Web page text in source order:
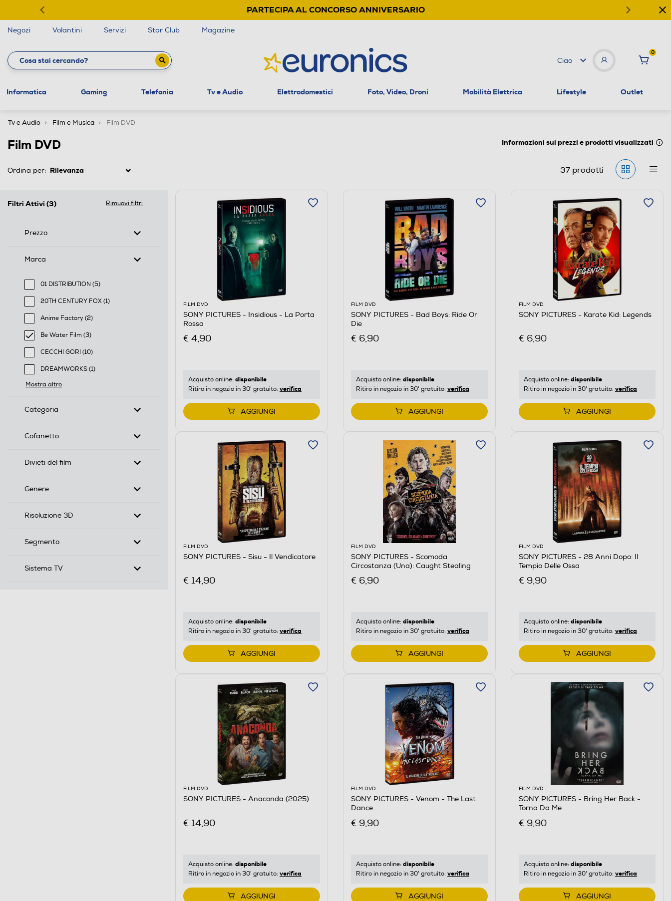
PARTECIPA AL CONCORSO ANNIVERSARIO
Negozi Volantini Servizi Star Club Magazine
Ciao
0
Informatica Gaming Telefonia Tv e Audio Elettrodomestici Foto, Video, Droni Mobilità Elettrica Lifestyle Outlet
Tv e Audio Film e Musica Film DVD
Film DVD Informazioni sui prezzi e prodotti visualizzati
Ordina per: 37prodotti
Filtri Attivi (3) Rimuovi filtri
Prezzo
Marca
01 DISTRIBUTION (5)
Filtra per Marca: 01 DISTRIBUTION
20TH CENTURY FOX (1)
Filtra per Marca: 20TH CENTURY FOX
Anime Factory (2)
Filtra per Marca: Anime Factory
Be Water Film (3)
selected Filtro applicato per Marca: Be Water Film
CECCHI GORI (10)
Filtra per Marca: CECCHI GORI
DREAMWORKS (1)
Filtra per Marca: DREAMWORKS
Mostra altro
Categoria
Cofanetto
Divieti del film
Genere
Risoluzione 3D
Segmento
Sistema TV
FILM DVD
SONY PICTURES - Insidious - La Porta
Rossa
€ 4,90
Acquisto online: disponibile
Ritiro in negozio in 30' gratuito: verifica
AGGIUNGI
FILM DVD
SONY PICTURES - Bad Boys: Ride Or
Die
€ 6,90
Acquisto online: disponibile
Ritiro in negozio in 30' gratuito: verifica
AGGIUNGI
FILM DVD
SONY PICTURES - Karate Kid: Legends
€ 6,90
Acquisto online: disponibile
Ritiro in negozio in 30' gratuito: verifica
AGGIUNGI
FILM DVD
SONY PICTURES - Sisu - Il Vendicatore
€ 14,90
Acquisto online: disponibile
Ritiro in negozio in 30' gratuito: verifica
AGGIUNGI
FILM DVD
SONY PICTURES - Scomoda
Circostanza (Una): Caught Stealing
€ 6,90
Acquisto online: disponibile
Ritiro in negozio in 30' gratuito: verifica
AGGIUNGI
FILM DVD
SONY PICTURES - 28 Anni Dopo: Il
Tempio Delle Ossa
€ 9,90
Acquisto online: disponibile
Ritiro in negozio in 30' gratuito: verifica
AGGIUNGI
FILM DVD
SONY PICTURES - Anaconda (2025)
€ 14,90
Acquisto online: disponibile
Ritiro in negozio in 30' gratuito: verifica
AGGIUNGI
FILM DVD
SONY PICTURES - Venom - The Last
Dance
€ 9,90
Acquisto online: disponibile
Ritiro in negozio in 30' gratuito: verifica
AGGIUNGI
FILM DVD
SONY PICTURES - Bring Her Back -
Torna Da Me
€ 9,90
Acquisto online: disponibile
Ritiro in negozio in 30' gratuito: verifica
AGGIUNGI